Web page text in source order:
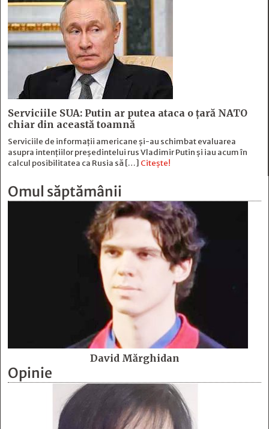
Serviciile SUA: Putin ar putea ataca o țară NATO
chiar din această toamnă
Serviciile de informații americane și-au schimbat evaluarea
asupra intențiilor președintelui rus Vladimir Putin și iau acum în
calcul posibilitatea ca Rusia să […] Citește!
Omul săptămânii
David Mărghidan
Opinie